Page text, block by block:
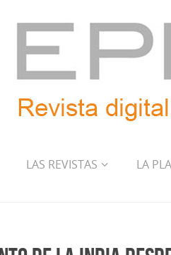
LAS REVISTAS LA